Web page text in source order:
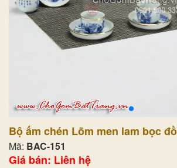
Bộ ấm chén Lõm men lam bọc
Mã: BAC-151
Giá bán: Liên hệ